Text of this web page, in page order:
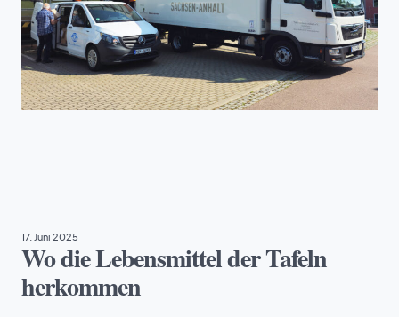
17. Juni 2025
Wo die Lebensmittel der Tafeln
herkommen